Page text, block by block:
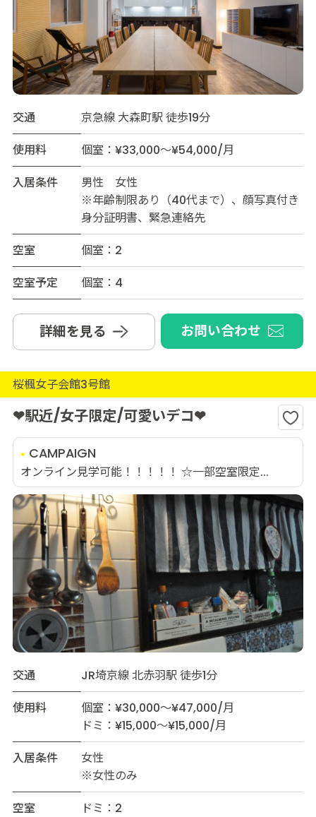
交通
京急線 大森町駅 徒歩19分
使用料
個室：¥33,000～¥54,000/月
入居条件
男性 女性
※年齢制限あり（40代まで）、顔写真付き
身分証明書、緊急連絡先
空室
個室：2
空室予定
個室：4
詳細を見る お問い合わせ
桜楓女子会館3号館
❤駅近/女子限定/可愛いデコ❤
CAMPAIGN
オンライン見学可能！！！！！ ☆一部空室限定...
交通
JR埼京線 北赤羽駅 徒歩1分
使用料
個室：¥30,000～¥47,000/月
ドミ：¥15,000～¥15,000/月
入居条件
女性
※女性のみ
空室
ドミ：2